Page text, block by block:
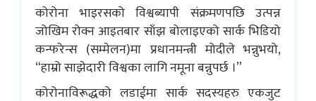
कोरोना भाइरसको विश्वब्यापी संक्रमणपछि उत्पन्न
जोखिम रोक्न आइतबार साँझ बोलाइएको सार्क भिडियो
कन्फरेन्स (सम्मेलन)मा प्रधानमन्त्री मोदीले भन्नुभयो,
“हाम्रो साझेदारी विश्वका लागि नमूना बन्नुपर्छ ।”
कोरोनाविरूद्धको लडाईमा सार्क सदस्यहरु एकजुट